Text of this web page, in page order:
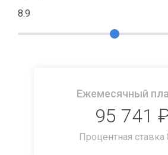
8.9
Ежемесячный
95 741
Процентная ставка